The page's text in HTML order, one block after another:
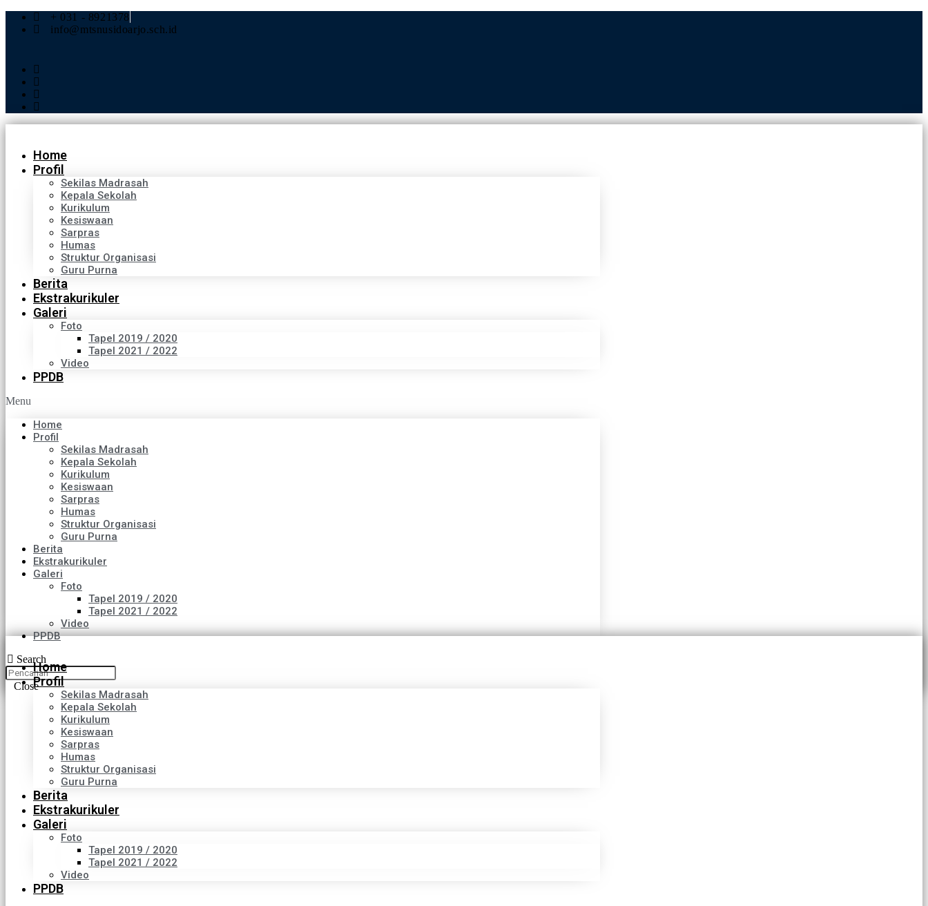
+ 031 - 8921378
info@mtsnusidoarjo.sch.id
Home
Profil
Sekilas Madrasah
Kepala Sekolah
Kurikulum
Kesiswaan
Sarpras
Humas
Struktur Organisasi
Guru Purna
Berita
Ekstrakurikuler
Galeri
Foto
Tapel 2019 / 2020
Tapel 2021 / 2022
Video
PPDB
Menu
Home
Profil
Sekilas Madrasah
Kepala Sekolah
Kurikulum
Kesiswaan
Sarpras
Humas
Struktur Organisasi
Guru Purna
Berita
Ekstrakurikuler
Galeri
Foto
Tapel 2019 / 2020
Tapel 2021 / 2022
Video
PPDB
Search
Close
Home
Profil
Sekilas Madrasah
Kepala Sekolah
Kurikulum
Kesiswaan
Sarpras
Humas
Struktur Organisasi
Guru Purna
Berita
Ekstrakurikuler
Galeri
Foto
Tapel 2019 / 2020
Tapel 2021 / 2022
Video
PPDB